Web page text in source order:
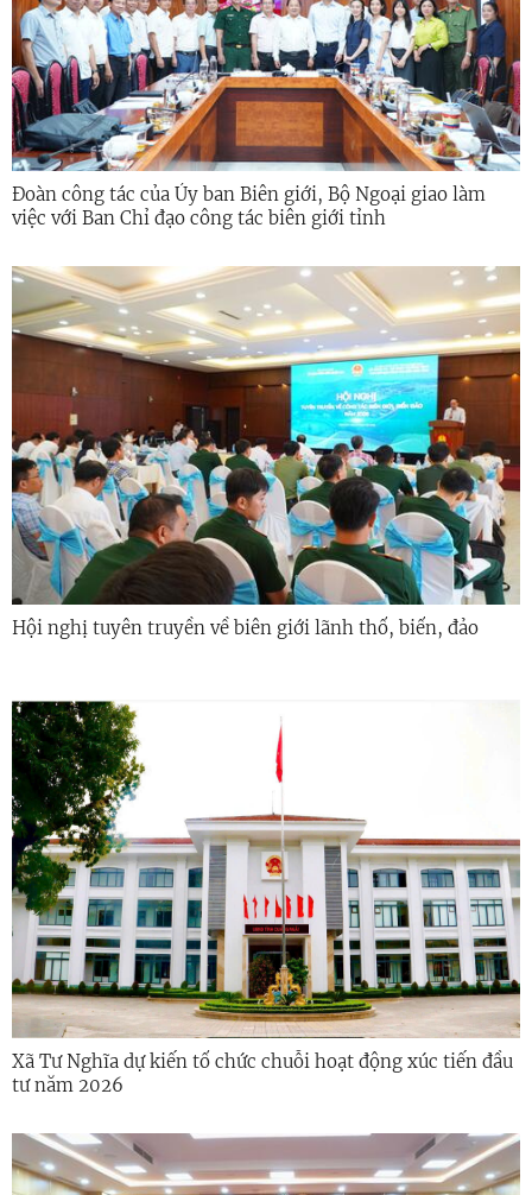
Đoàn công tác của Ủy ban Biên giới, Bộ Ngoại giao làm
việc với Ban Chỉ đạo công tác biên giới tỉnh
Hội nghị tuyên truyền về biên giới lãnh thổ, biển, đảo
Xã Tư Nghĩa dự kiến tổ chức chuỗi hoạt động xúc tiến đầu
tư năm 2026